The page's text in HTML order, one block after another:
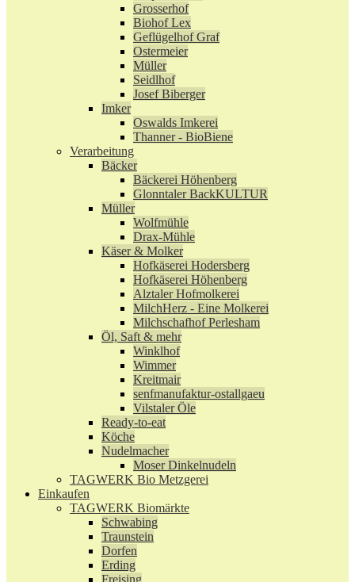
Grosserhof
Biohof Lex
Geflügelhof Graf
Ostermeier
Müller
Seidlhof
Josef Biberger
Imker
Oswalds Imkerei
Thanner - BioBiene
Verarbeitung
Bäcker
Bäckerei Höhenberg
Glonntaler BackKULTUR
Müller
Wolfmühle
Drax-Mühle
Käser & Molker
Hofkäserei Hodersberg
Hofkäserei Höhenberg
Alztaler Hofmolkerei
MilchHerz - Eine Molkerei
Milchschafhof Perlesham
Öl, Saft & mehr
Winklhof
Wimmer
Kreitmair
senfmanufaktur-ostallgaeu
Vilstaler Öle
Ready-to-eat
Köche
Nudelmacher
Moser Dinkelnudeln
TAGWERK Bio Metzgerei
Einkaufen
TAGWERK Biomärkte
Schwabing
Traunstein
Dorfen
Erding
Freising